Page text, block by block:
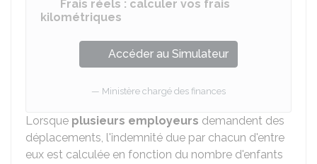
Frais réels : calculer vos frais
kilométriques
Accéder au Simulateur
Ministère chargé des finances
Lorsque plusieurs employeurs demandent des
déplacements, l'indemnité due par chacun d'entre
eux est calculée en fonction du nombre d'enfants